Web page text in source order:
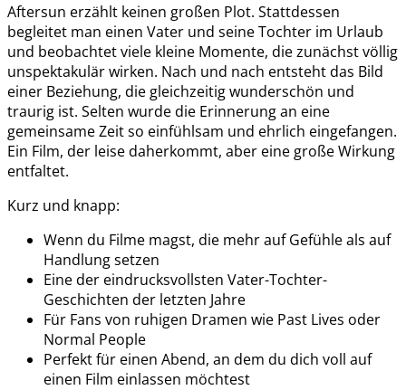
Aftersun erzählt keinen großen Plot. Stattdessen
begleitet man einen Vater und seine Tochter im Urlaub
und beobachtet viele kleine Momente, die zunächst völlig
unspektakulär wirken. Nach und nach entsteht das Bild
einer Beziehung, die gleichzeitig wunderschön und
traurig ist. Selten wurde die Erinnerung an eine
gemeinsame Zeit so einfühlsam und ehrlich eingefangen.
Ein Film, der leise daherkommt, aber eine große Wirkung
entfaltet.
Kurz und knapp:
Wenn du Filme magst, die mehr auf Gefühle als auf
Handlung setzen
Eine der eindrucksvollsten Vater-Tochter-
Geschichten der letzten Jahre
Für Fans von ruhigen Dramen wie Past Lives oder
Normal People
Perfekt für einen Abend, an dem du dich voll auf
einen Film einlassen möchtest